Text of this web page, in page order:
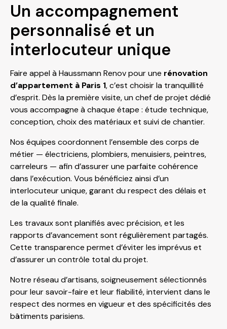
Un accompagnement
personnalisé et un
interlocuteur unique
Faire appel à Haussmann Renov pour une rénovation
d’appartement à Paris 1, c’est choisir la tranquillité
d’esprit. Dès la première visite, un chef de projet dédié
vous accompagne à chaque étape : étude technique,
conception, choix des matériaux et suivi de chantier.
Nos équipes coordonnent l’ensemble des corps de
métier — électriciens, plombiers, menuisiers, peintres,
carreleurs — afin d’assurer une parfaite cohérence
dans l’exécution. Vous bénéficiez ainsi d’un
interlocuteur unique, garant du respect des délais et
de la qualité finale.
Les travaux sont planifiés avec précision, et les
rapports d’avancement sont régulièrement partagés.
Cette transparence permet d’éviter les imprévus et
d’assurer un contrôle total du projet.
Notre réseau d’artisans, soigneusement sélectionnés
pour leur savoir-faire et leur fiabilité, intervient dans le
respect des normes en vigueur et des spécificités des
bâtiments parisiens.